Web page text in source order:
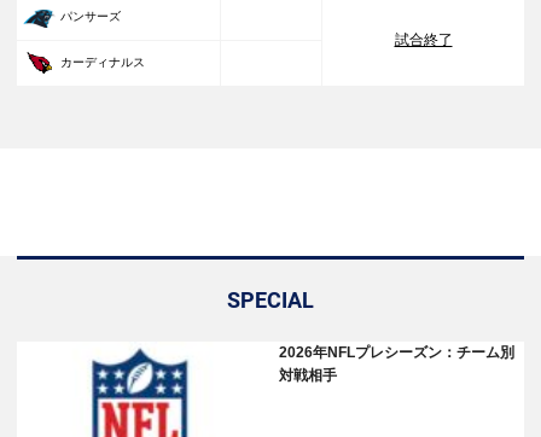
パンサーズ
試合終了
カーディナルス
SPECIAL
2026年NFLプレシーズン：チーム別
対戦相手